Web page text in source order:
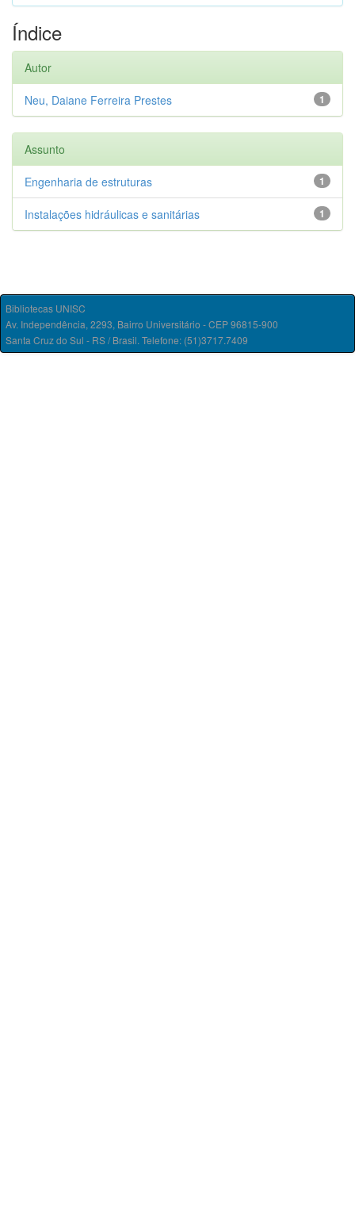
Índice
Autor
1
Neu, Daiane Ferreira Prestes
Assunto
1
Engenharia de estruturas
1
Instalações hidráulicas e sanitárias
Bibliotecas UNISC
Av. Independência, 2293, Bairro Universitário - CEP 96815-900
Santa Cruz do Sul - RS / Brasil. Telefone: (51)3717.7409